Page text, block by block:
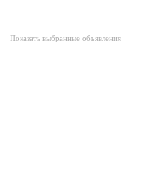
Показать выбранные объявления